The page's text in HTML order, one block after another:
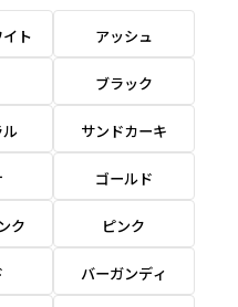
ト アッシュ
ブラック
ル サンドカーキ
ゴールド
ク ピンク
バーガンディ
像確認）［ +298円
します。ご確認のお
始いたします。
］
せください。
す。
+1,298円］
します。ご確認のお
始いたします。
ズでは大きすぎると
増やしたい場合はこ
リムな印象を受けま
ズでは大きすぎると
増やしたい場合はこ
リムな印象を受けま
左棒袋縫い
上下棒袋縫い
（上と下）
つ
）
上棒袋縫い
（上のみ）
望をお書きください
場合だと
トが入ります